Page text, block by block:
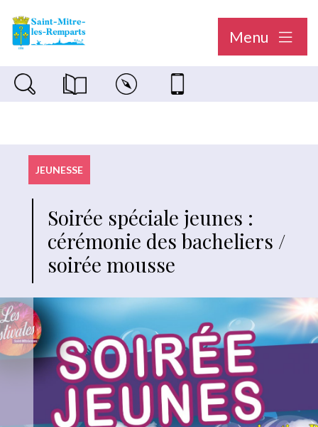
Menu
Recherche sur le siteMagazine municipal "Le Saint-Mitréen"
Carte interactiveNous contacter
JEUNESSE
Soirée spéciale jeunes :
cérémonie des bacheliers /
soirée mousse